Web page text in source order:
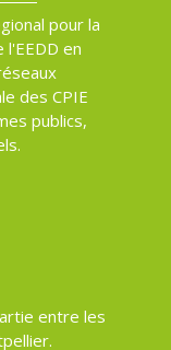
pour la
en
des CPIE
publics,
entre les